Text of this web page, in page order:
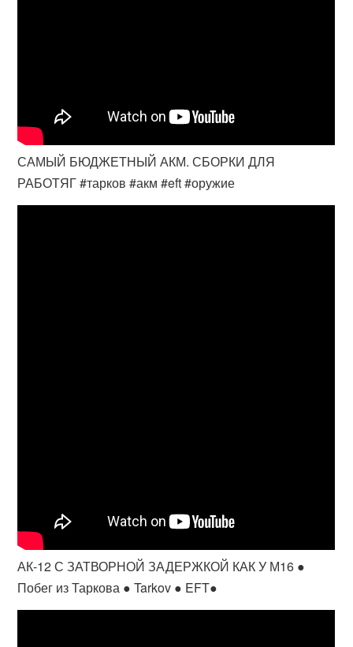
САМЫЙ БЮДЖЕТНЫЙ АКМ. СБОРКИ ДЛЯ
РАБОТЯГ #тарков #акм #eft #оружие
АК-12 С ЗАТВОРНОЙ ЗАДЕРЖКОЙ КАК У М16 ●
Побег из Таркова ● Tarkov ● EFT●